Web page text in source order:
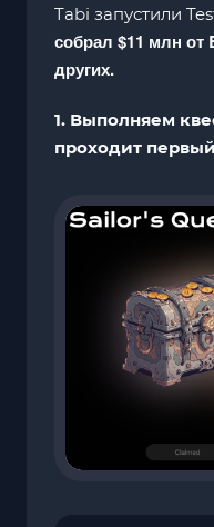
Tabi запустили
собрал $11 млн от
других.
1. Выполняем
проходит